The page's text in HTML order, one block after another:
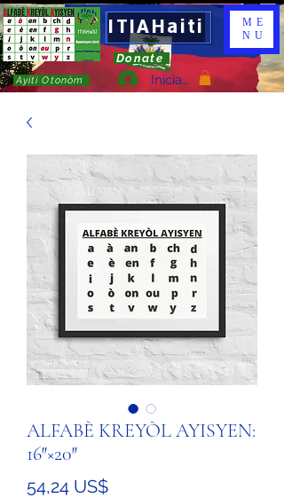
ITIAHaiti
Donate
Ayiti Otonòm Iniciar sesión
ME
NU
ALFABÈ KREYÒL AYISYEN:
16″×20″
54,24 US$Precio